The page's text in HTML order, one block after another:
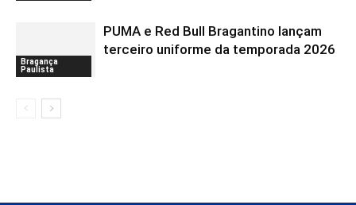
Bragança
Paulista
PUMA e Red Bull Bragantino lançam
terceiro uniforme da temporada 2026